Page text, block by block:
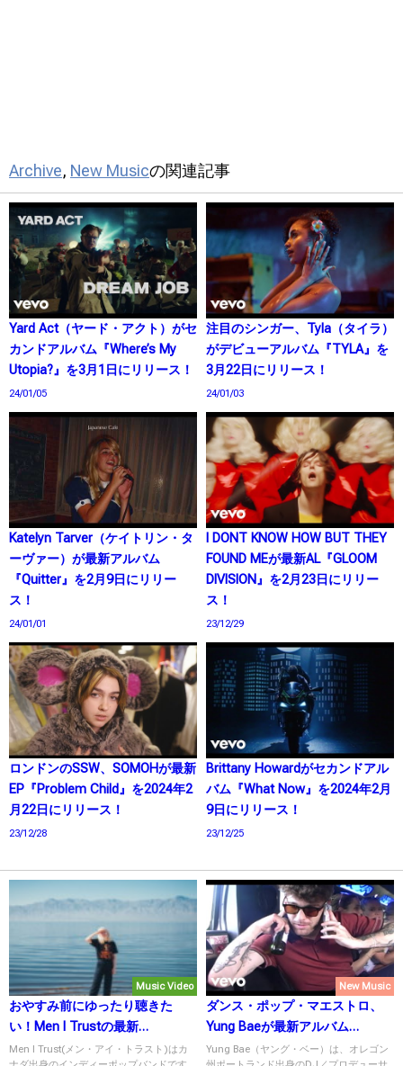
Archive, New Musicの関連記事
Yard Act（ヤード・アクト）がセ
カンドアルバム『Where’s My
Utopia?』を3月1日にリリース！
24/01/05
注目のシンガー、Tyla（タイラ）
がデビューアルバム『TYLA』を
3月22日にリリース！
24/01/03
Katelyn Tarver（ケイトリン・タ
ーヴァー）が最新アルバム
『Quitter』を2月9日にリリー
ス！
24/01/01
I DONT KNOW HOW BUT THEY
FOUND MEが最新AL『GLOOM
DIVISION』を2月23日にリリー
ス！
23/12/29
ロンドンのSSW、SOMOHが最新
EP『Problem Child』を2024年2
月22日にリリース！
23/12/28
Brittany Howardがセカンドアル
バム『What Now』を2024年2月
9日にリリース！
23/12/25
Music Video
おやすみ前にゆったり聴きた
い！Men I Trustの最新
MV「Lucky Sue」公開！
Men I Trust(メン・アイ・トラスト)はカ
New Music
ダンス・ポップ・マエストロ、
Yung Baeが最新アルバム
『Groove Continental: Side B』
Yung Bae（ヤング・ベー）は、オレゴン